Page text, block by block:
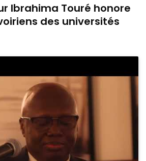
Ibrahima Touré honore
des universités